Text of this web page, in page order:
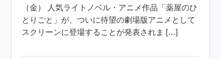
（金） 人気ライトノベル・アニメ作品「薬屋のひ
とりごと」が、ついに待望の劇場版アニメとして
スクリーンに登場することが発表されま […]